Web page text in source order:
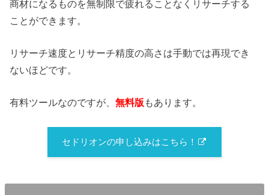
商材になるものを無制限で疲れることなくリサーチする
ことができます。
リサーチ速度とリサーチ精度の高さは手動では再現でき
ないほどです。
有料ツールなのですが、無料版 もあります。
セドリオンの申し込みはこちら！